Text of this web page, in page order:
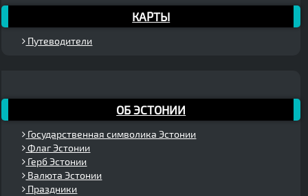
КАРТЫ
Путеводители
ОБ ЭСТОНИИ
Государственная символика Эстонии
Флаг Эстонии
Герб Эстонии
Валюта Эстонии
Праздники